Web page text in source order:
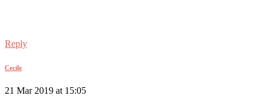
Reply
Cecile
21 Mar 2019 at 15:05